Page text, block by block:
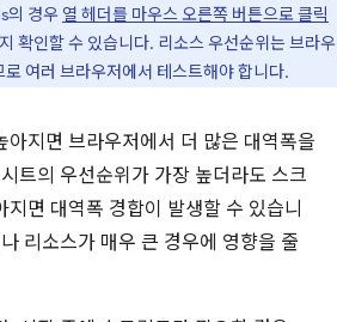
의 경우 열 헤더를 마우스 오른쪽 버튼으로 클릭
확인할 수 있습니다. 리소스 우선순위는 브라우
여러 브라우저에서 테스트해야 합니다.
아지면 브라우저에서 더 많은 대역폭을
트의 우선순위가 가장 높더라도 스크
지면 대역폭 경합이 발생할 수 있습니
리소스가 매우 큰 경우에 영향을 줄